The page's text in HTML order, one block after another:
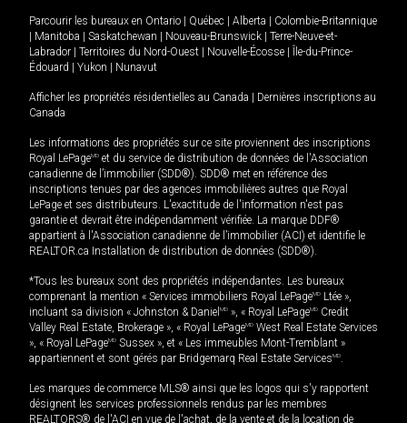
Parcourir les bureaux en Ontario Québec Alberta
Colombie-Britannique
Manitoba Saskatchewan Nouveau-Brunswick
Terre-Neuve-et-
Labrador
Territoires du Nord-Ouest Nouvelle-Écosse
Île-du-Prince-
Édouard
Yukon Nunavut
Afficher les propriétés résidentielles au Canada
Dernières inscriptions au
Canada
Les informations des propriétés sur ce site proviennent des inscriptions
Royal LePageMD et du service de distribution de données de l'Association
canadienne de l’immobilier (SDD®). SDD® met en référence des
inscriptions tenues par des agences immobilières autres que Royal
LePage et ses distributeurs. L'exactitude de l'information n'est pas
garantie et devrait être indépendamment vérifiée. La marque DDF®
appartient à l'Association canadienne de l’immobilier (ACI) et identifie le
REALTOR.ca Installation de distribution de données (SDD®).
*Tous les bureaux sont des propriétés indépendantes. Les bureaux
comprenant la mention « Services immobiliers Royal LePageMD Ltée »,
incluant sa division « Johnston & Daniel MD », « Royal LePageMD Credit
Valley Real Estate, Brokerage », « Royal LePageMD West Real Estate Services
», « Royal LePageMD Sussex », et « Les immeubles Mont-Tremblant »
appartiennent et sont gérés par Bridgemarq Real Estate ServicesMD.
Les marques de commerce MLS® ainsi que les logos qui s'y rapportent
désignent les services professionnels rendus par les membres
REALTORS® de l'ACI en vue de l'achat, de la vente et de la location de